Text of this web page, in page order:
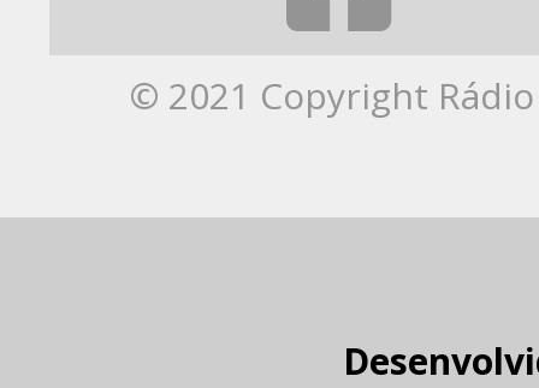
© 2021 Copyright